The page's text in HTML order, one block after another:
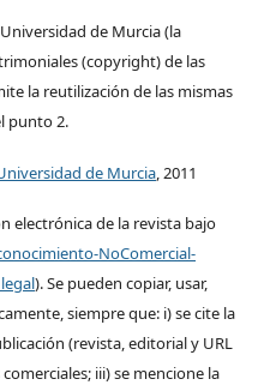
de Murcia (la
(copyright) de las
la reutilización de las mismas
punto 2.
de Murcia, 2011
electrónica de la revista bajo
NoComercial-
). Se pueden copiar, usar,
siempre que: i) se cite la
(revista, editorial y URL
iii) se mencione la